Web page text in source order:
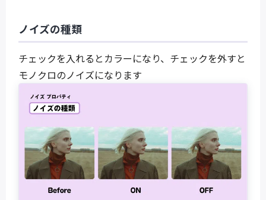
ノイズの種類
チェックを入れるとカラーになり、チェックを外すと
モノクロのノイズになります